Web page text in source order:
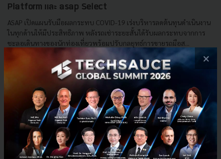
Platform และ asap Select
ASAP เปิดแผนรับมือผลกระทบ COVID-19 เร่งบริหารลดต้นทุนดำเนินงาน
ในทุกด้านให้มีประสิทธิภาพ หลังรถเช่าระยะสั้นได้รับผลกระทบจากการ
ชะลอเดินทางของนักท่องเที่ยวพร้อมปรับกลยุทธ์การขายรถมือส...
| ByTechsauce Team
ASAP COVID-19 asap Select Online Platform
×